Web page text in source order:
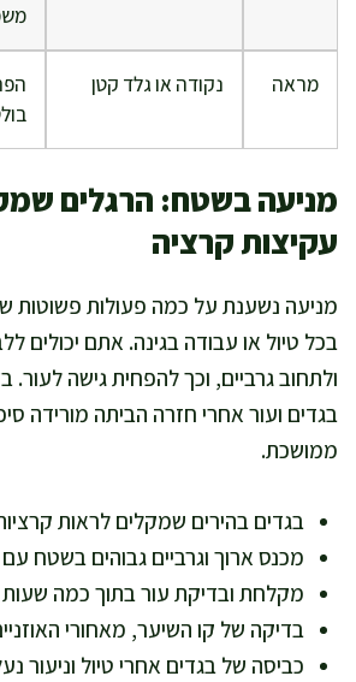
מראה נקודה או גלד קטן
מניעה בשטח: הרגלים
עקיצות קרציה
מניעה נשענת על כמה פעולות פשוטות
בכל טיול או עבודה בגינה. אתם יכולים
ולתחוב גרביים, וכך להפחית גישה
בגדים ועור אחרי חזרה הביתה מורידה
ממושכת.
בגדים בהירים שמקלים לראות
מכנס ארוך וגרביים גבוהים בשטח
מקלחת ובדיקת עור בתוך כמה
בדיקה של קו השיער, מאחורי
כביסה של בגדים אחרי טיול וניעור